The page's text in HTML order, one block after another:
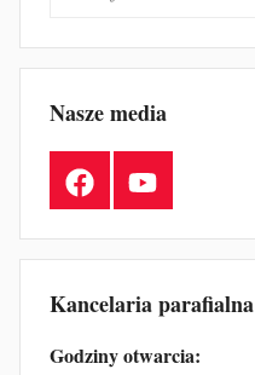
Nasze media
FacebookYouTube
Kancelaria parafialna
Godziny otwarcia: